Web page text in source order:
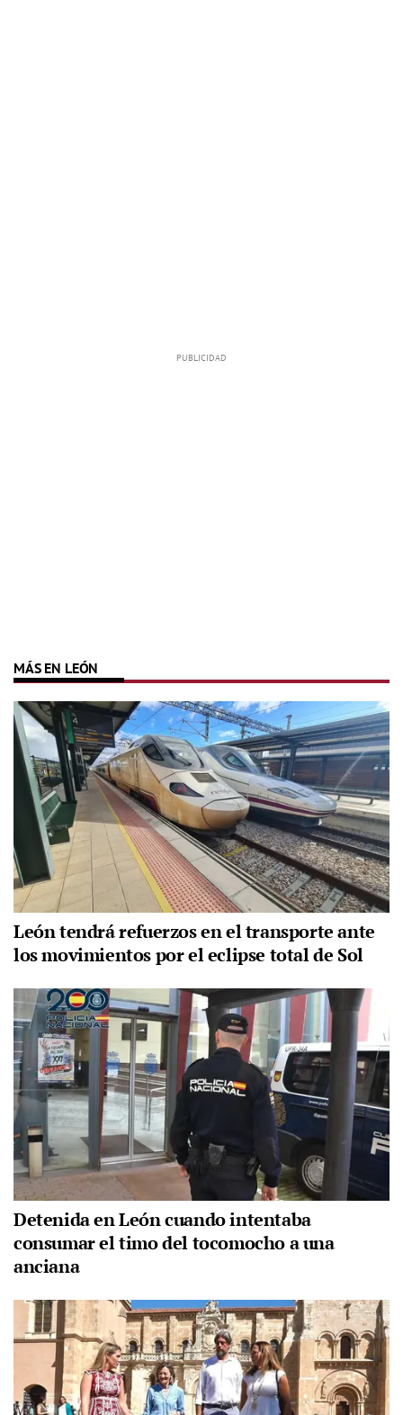
MÁS EN LEÓN
León tendrá refuerzos en el transporte ante
los movimientos por el eclipse total de Sol
Detenida en León cuando intentaba
consumar el timo del tocomocho a una
anciana